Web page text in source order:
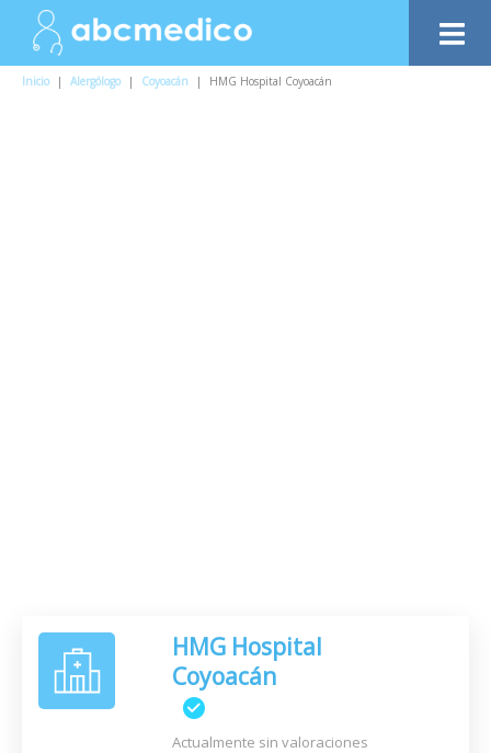
Inicio | Alergólogo | Coyoacán | HMG Hospital Coyoacán
HMG Hospital
Coyoacán
Actualmente sin valoraciones